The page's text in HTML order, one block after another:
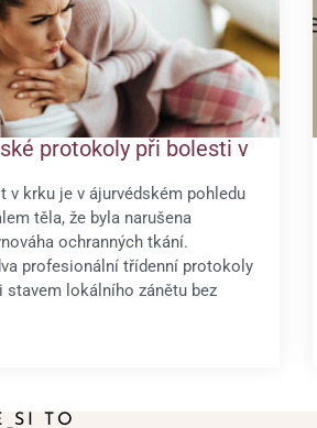
protokoly při bolesti v
v krku je v ájurvédském pohledu
těla, že byla narušena
ochranných tkání.
profesionální třídenní protokoly
stavem lokálního zánětu bez
SI TO